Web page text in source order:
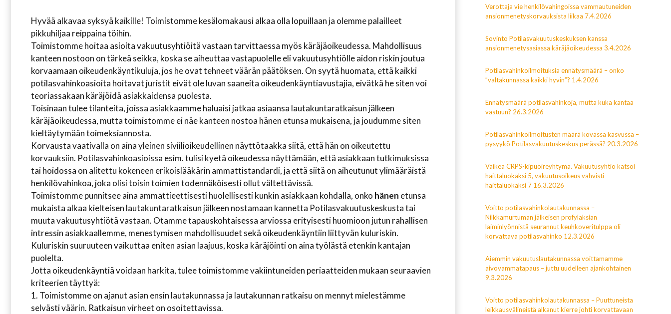
Hyvää alkavaa syksyä kaikille! Toimistomme kesälomakausi alkaa olla lopuillaan ja olemme palailleet
pikkuhiljaa reippaina töihin.
Toimistomme hoitaa asioita vakuutusyhtiöitä vastaan tarvittaessa myös käräjäoikeudessa. Mahdollisuus
kanteen nostoon on tärkeä seikka, koska se aiheuttaa vastapuolelle eli vakuutusyhtiölle aidon riskin joutua
korvaamaan oikeudenkäyntikuluja, jos he ovat tehneet väärän päätöksen. On syytä huomata, että kaikki
potilasvahinkoasioita hoitavat juristit eivät ole luvan saaneita oikeudenkäyntiavustajia, eivätkä he siten voi
teoriassakaan käräjöidä asiakkaidensa puolesta.
Toisinaan tulee tilanteita, joissa asiakkaamme haluaisi jatkaa asiaansa lautakuntaratkaisun jälkeen
käräjäoikeudessa, mutta toimistomme ei näe kanteen nostoa hänen etunsa mukaisena, ja joudumme siten
kieltäytymään toimeksiannosta.
Korvausta vaativalla on aina yleinen siviilioikeudellinen näyttötaakka siitä, että hän on oikeutettu
korvauksiin. Potilasvahinkoasioissa esim. tulisi kyetä oikeudessa näyttämään, että asiakkaan tutkimuksissa
tai hoidossa on alitettu kokeneen erikoislääkärin ammattistandardi, ja että siitä on aiheutunut ylimääräistä
henkilövahinkoa, joka olisi toisin toimien todennäköisesti ollut vältettävissä.
Toimistomme punnitsee aina ammattieettisesti huolellisesti kunkin asiakkaan kohdalla, onko hänen etunsa
mukaista alkaa kielteisen lautakuntaratkaisun jälkeen nostamaan kannetta Potilasvakuutuskeskusta tai
muuta vakuutusyhtiötä vastaan. Otamme tapauskohtaisessa arviossa erityisesti huomioon jutun rahallisen
intressin asiakkaallemme, menestymisen mahdollisuudet sekä oikeudenkäyntiin liittyvän kuluriskin.
Kuluriskin suuruuteen vaikuttaa eniten asian laajuus, koska käräjöinti on aina työlästä etenkin kantajan
puolelta.
Jotta oikeudenkäyntiä voidaan harkita, tulee toimistomme vakiintuneiden periaatteiden mukaan seuraavien
kriteerien täyttyä:
1. Toimistomme on ajanut asian ensin lautakunnassa ja lautakunnan ratkaisu on mennyt mielestämme
selvästi väärin. Ratkaisun virheet on osoitettavissa.
Verottaja vie henkilövahingoissa vammautuneiden
ansionmenetyskorvauksista liikaa 7.4.2026
Sovinto Potilasvakuutuskeskuksen kanssa
ansionmenetysasiassa käräjäoikeudessa 3.4.2026
Potilasvahinkoilmoituksia ennätysmäärä – onko
”valtakunnassa kaikki hyvin”? 1.4.2026
Ennätysmäärä potilasvahinkoja, mutta kuka kantaa
vastuun? 26.3.2026
Potilasvahinkoilmoitusten määrä kovassa kasvussa –
pysyykö Potilasvakuutuskeskus perässä? 20.3.2026
Vaikea CRPS-kipuoireyhtymä. Vakuutusyhtiö katsoi
haittaluokaksi 5, vakuutusoikeus vahvisti
haittaluokaksi 7 16.3.2026
Voitto potilasvahinkolautakunnassa –
Nilkkamurtuman jälkeisen profylaksian
laiminlyönnistä seurannut keuhkoveritulppa oli
korvattava potilasvahinko 12.3.2026
Aiemmin vakuutuslautakunnassa voittamamme
aivovammatapaus – juttu uudelleen ajankohtainen
9.3.2026
Voitto potilasvahinkolautakunnassa – Puuttuneista
leikkausvälineistä alkanut kierre johti korvattavaan